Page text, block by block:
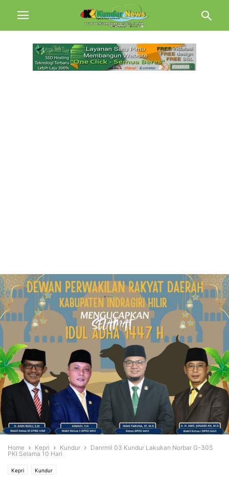
Home Kepri Kundur
Danrmil 03 Kundur Lakukan Norbar G-30S
PKI Selama 10 Hari
Kepri Kundur